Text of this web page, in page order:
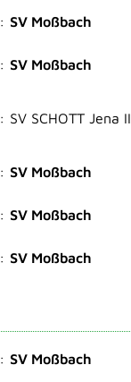
: SV Moßbach
: SV Moßbach
: SV SCHOTT Jena II
: SV Moßbach
: SV Moßbach
: SV Moßbach
: SV Moßbach